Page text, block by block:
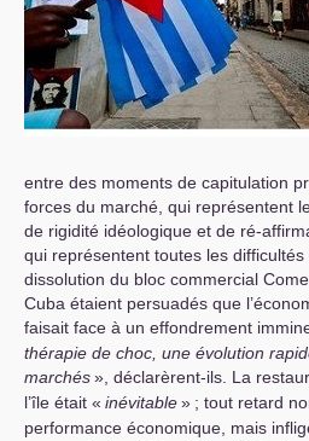
entre des moments de capitulation
forces du marché, qui représentent
de rigidité idéologique et de ré-
qui représentent toutes les
dissolution du bloc commercial
Cuba étaient persuadés que
faisait face à un effondrement
thérapie de choc, une évolution
marchés», déclarèrent-ils. La
l’île était « inévitable» ; tout retard
performance économique, mais